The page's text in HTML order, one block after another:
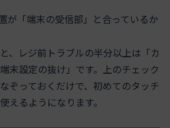
が「端末の受信部」と合っているか
、レジ前トラブルの半分以上は「カ
末設定の抜け」です。上のチェック
ぞっておくだけで、初めてのタッチ
えるようになります。